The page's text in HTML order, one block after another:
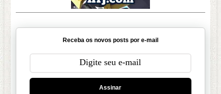
Receba os novos posts por e-mail
Assinar